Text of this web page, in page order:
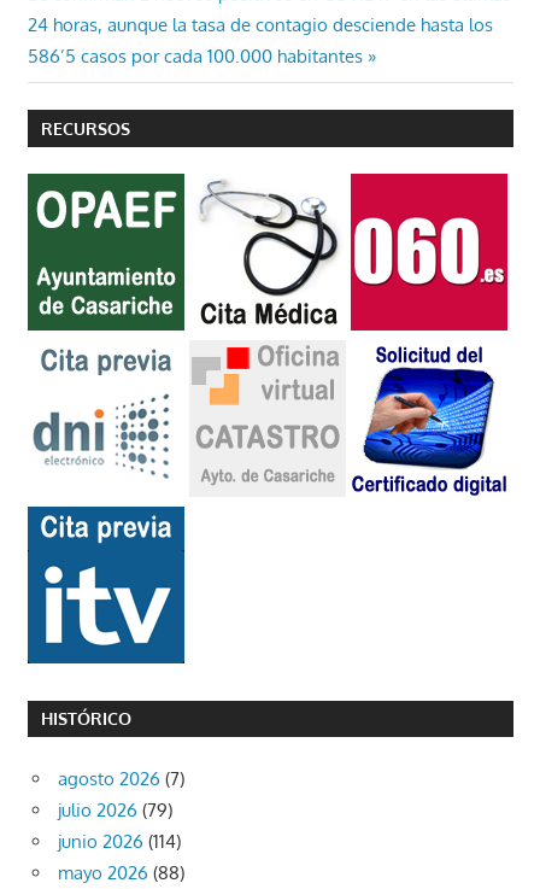
entradas
siguiente:
24 horas, aunque la tasa de contagio desciende hasta los
586’5 casos por cada 100.000 habitantes
RECURSOS
HISTÓRICO
agosto 2026 (7)
julio 2026 (79)
junio 2026 (114)
mayo 2026 (88)